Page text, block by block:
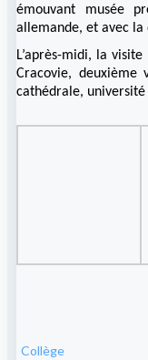
émouvant musée
allemande, et avec
L’après-midi, la
Cracovie,
cathédrale,
Collège